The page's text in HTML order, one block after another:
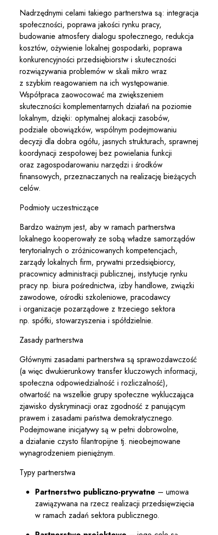
Nadrzędnymi celami takiego partnerstwa są: integracja
społeczności, poprawa jakości rynku pracy,
budowanie atmosfery dialogu społecznego, redukcja
kosztów, ożywienie lokalnej gospodarki, poprawa
konkurencyjności przedsiębiorstw i skuteczności
rozwiązywania problemów w skali mikro wraz
z szybkim reagowaniem na ich występowanie.
Współpraca zaowocować ma zwiększeniem
skuteczności komplementarnych działań na poziomie
lokalnym, dzięki: optymalnej alokacji zasobów,
podziale obowiązków, wspólnym podejmowaniu
decyzji dla dobra ogółu, jasnych strukturach, sprawnej
koordynacji zespołowej bez powielania funkcji
oraz zagospodarowaniu narzędzi i środków
finansowych, przeznaczanych na realizację bieżących
celów.
Podmioty uczestniczące
Bardzo ważnym jest, aby w ramach partnerstwa
lokalnego kooperowały ze sobą władze samorządów
terytorialnych o zróżnicowanych kompetencjach,
zarządy lokalnych firm, prywatni przedsiębiorcy,
pracownicy administracji publicznej, instytucje rynku
pracy np. biura pośrednictwa, izby handlowe, związki
zawodowe, ośrodki szkoleniowe, pracodawcy
i organizacje pozarządowe z trzeciego sektora
np. spółki, stowarzyszenia i spółdzielnie.
Zasady partnerstwa
Głównymi zasadami partnerstwa są sprawozdawczość
(a więc dwukierunkowy transfer kluczowych informacji,
społeczna odpowiedzialność i rozliczalność),
otwartość na wszelkie grupy społeczne wykluczająca
zjawisko dyskryminacji oraz zgodność z panującym
prawem i zasadami państwa demokratycznego.
Podejmowane inicjatywy są w pełni dobrowolne,
a działanie czysto filantropijne tj. nieobejmowane
wynagrodzeniem pieniężnym.
Typy partnerstwa
Partnerstwo publiczno-prywatne – umowa
zawiązywana na rzecz realizacji przedsięwzięcia
w ramach zadań sektora publicznego.